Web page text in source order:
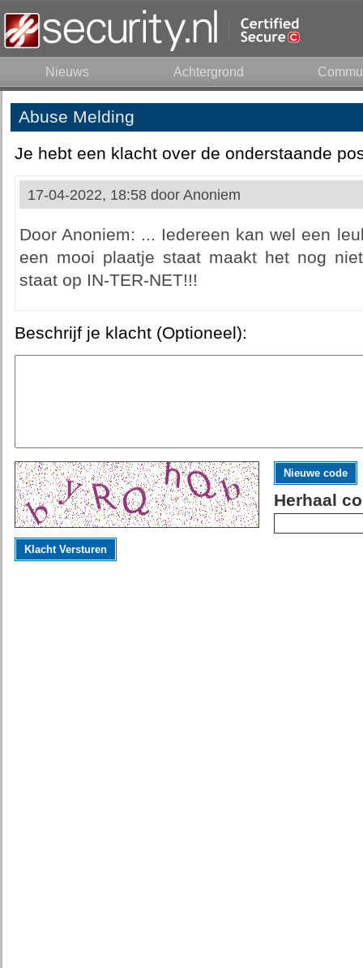
Nieuws Achtergrond
Abuse Melding
Je hebt een klacht over de onderstaande
17-04-2022, 18:58 door Anoniem
Door Anoniem: ... Iedereen kan wel een
een mooi plaatje staat maakt het nog
staat op IN-TER-NET!!!
Beschrijf je klacht (Optioneel):
Nieuwe code
Herhaal
Klacht Versturen